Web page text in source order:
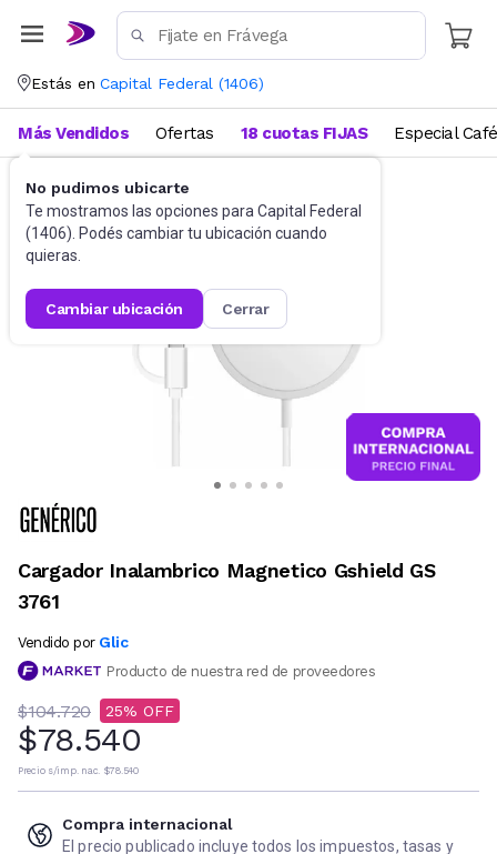
Estás en Capital Federal (1406)
No pudimos ubicarte
Te mostramos las opciones para Capital Federal
(1406). Podés cambiar tu ubicación cuando
quieras.
cambiar ubicación cerrar
Más Vendidos Ofertas 18 cuotas FIJAS Especial Café
Cargadores Cargadores portátiles
Cargador Inalambrico Magnetico Gshield GS
3761
Vendido por Glic
Producto de nuestra red de proveedores
$104.720 25
$78.540
Precio s/imp. nac. $78.540
Compra internacional
El precio publicado incluye todos los impuestos, tasas y